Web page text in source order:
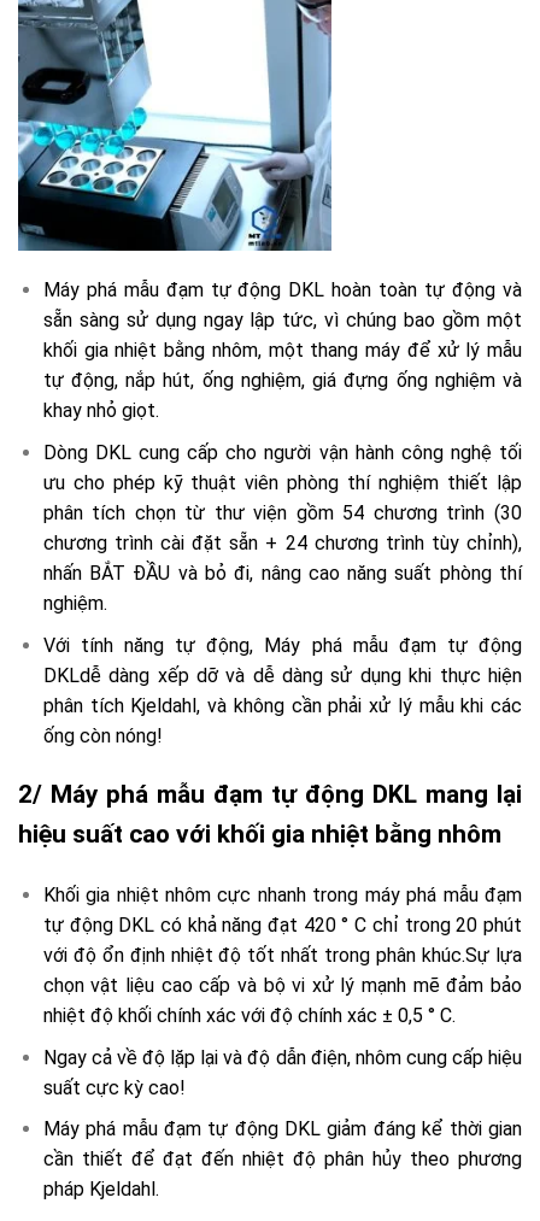
Máy phá mẫu đạm tự động DKL hoàn toàn tự động và
sẵn sàng sử dụng ngay lập tức, vì chúng bao gồm một
khối gia nhiệt bằng nhôm, một thang máy để xử lý mẫu
tự động, nắp hút, ống nghiệm, giá đựng ống nghiệm và
khay nhỏ giọt.
Dòng DKL cung cấp cho người vận hành công nghệ tối
ưu cho phép kỹ thuật viên phòng thí nghiệm thiết lập
phân tích chọn từ thư viện gồm 54 chương trình (30
chương trình cài đặt sẵn + 24 chương trình tùy chỉnh),
nhấn BẮT ĐẦU và bỏ đi, nâng cao năng suất phòng thí
nghiệm.
Với tính năng tự động, Máy phá mẫu đạm tự động
DKLdễ dàng xếp dỡ và dễ dàng sử dụng khi thực hiện
phân tích Kjeldahl, và không cần phải xử lý mẫu khi các
ống còn nóng!
2/ Máy phá mẫu đạm tự động DKL mang lại
hiệu suất cao với khối gia nhiệt bằng nhôm
Khối gia nhiệt nhôm cực nhanh trong máy phá mẫu đạm
tự động DKL có khả năng đạt 420 ° C chỉ trong 20 phút
với độ ổn định nhiệt độ tốt nhất trong phân khúc.Sự lựa
chọn vật liệu cao cấp và bộ vi xử lý mạnh mẽ đảm bảo
nhiệt độ khối chính xác với độ chính xác ± 0,5 ° C.
Ngay cả về độ lặp lại và độ dẫn điện, nhôm cung cấp hiệu
suất cực kỳ cao!
Máy phá mẫu đạm tự động DKL giảm đáng kể thời gian
cần thiết để đạt đến nhiệt độ phân hủy theo phương
pháp Kjeldahl.